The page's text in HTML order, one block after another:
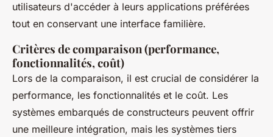
utilisateurs d'accéder à leurs applications préférées
tout en conservant une interface familière.
Critères de comparaison (performance,
fonctionnalités, coût)
Lors de la comparaison, il est crucial de considérer la
performance, les fonctionnalités et le coût. Les
systèmes embarqués de constructeurs peuvent offrir
une meilleure intégration, mais les systèmes tiers